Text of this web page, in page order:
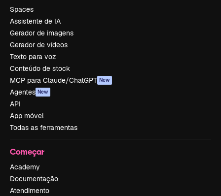
Spaces
Assistente de IA
Gerador de imagens
Gerador de vídeos
Texto para voz
Conteúdo de stock
MCP para Claude/ChatGPT New
Agentes New
API
App móvel
Todas as ferramentas
Começar
Academy
Documentação
Atendimento